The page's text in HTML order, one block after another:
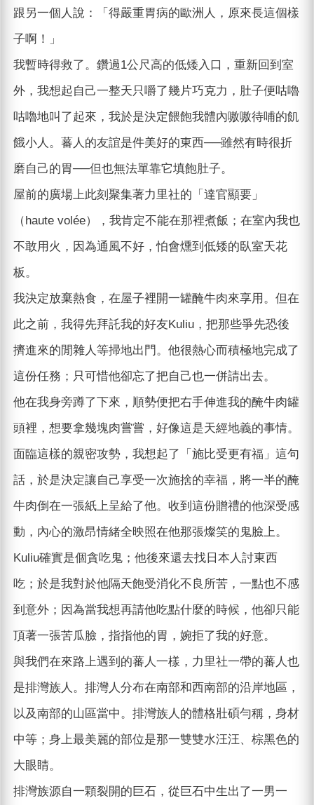
跟另一個人說：「得嚴重胃病的歐洲人，原來長這個樣
子啊！」
我暫時得救了。鑽過1公尺高的低矮入口，重新回到室
外，我想起自己一整天只嚼了幾片巧克力，肚子便咕嚕
咕嚕地叫了起來，我於是決定餵飽我體內嗷嗷待哺的飢
餓小人。蕃人的友誼是件美好的東西──雖然有時很折
磨自己的胃──但也無法單靠它填飽肚子。
屋前的廣場上此刻聚集著力里社的「達官顯要」
（haute volée），我肯定不能在那裡煮飯；在室內我也
不敢用火，因為通風不好，怕會燻到低矮的臥室天花
板。
我決定放棄熱食，在屋子裡開一罐醃牛肉來享用。但在
此之前，我得先拜託我的好友Kuliu，把那些爭先恐後
擠進來的閒雜人等掃地出門。他很熱心而積極地完成了
這份任務；只可惜他卻忘了把自己也一併請出去。
他在我身旁蹲了下來，順勢便把右手伸進我的醃牛肉罐
頭裡，想要拿幾塊肉嘗嘗，好像這是天經地義的事情。
面臨這樣的親密攻勢，我想起了「施比受更有福」這句
話，於是決定讓自己享受一次施捨的幸福，將一半的醃
牛肉倒在一張紙上呈給了他。收到這份贈禮的他深受感
動，內心的激昂情緒全映照在他那張燦笑的鬼臉上。
Kuliu確實是個貪吃鬼；他後來還去找日本人討東西
吃；於是我對於他隔天飽受消化不良所苦，一點也不感
到意外；因為當我想再請他吃點什麼的時候，他卻只能
頂著一張苦瓜臉，指指他的胃，婉拒了我的好意。
與我們在來路上遇到的蕃人一樣，力里社一帶的蕃人也
是排灣族人。排灣人分布在南部和西南部的沿岸地區，
以及南部的山區當中。排灣族人的體格壯碩勻稱，身材
中等；身上最美麗的部位是那一雙雙水汪汪、棕黑色的
大眼睛。
排灣族源自一顆裂開的巨石，從巨石中生出了一男一